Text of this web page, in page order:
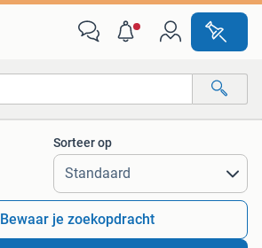
Alle afstanden…
Sorteer op
Bewaar je zoekopdracht